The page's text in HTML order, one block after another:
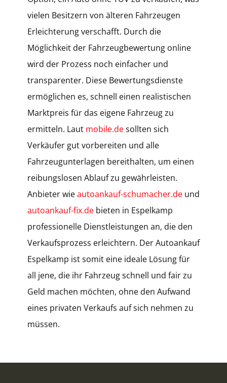
vielen Besitzern von älteren Fahrzeugen
Erleichterung verschafft. Durch die
Möglichkeit der Fahrzeugbewertung online
wird der Prozess noch einfacher und
transparenter. Diese Bewertungsdienste
ermöglichen es, schnell einen realistischen
Marktpreis für das eigene Fahrzeug zu
ermitteln. Laut mobile.desollten sich
Verkäufer gut vorbereiten und alle
Fahrzeugunterlagen bereithalten, um einen
reibungslosen Ablauf zu gewährleisten.
Anbieter wieautoankauf-schumacher.de und
autoankauf-fix.de bieten in Espelkamp
professionelle Dienstleistungen an, die den
Verkaufsprozess erleichtern. Der Autoankauf
Espelkamp ist somit eine ideale Lösung für
all jene, die ihr Fahrzeug schnell und fair zu
Geld machen möchten, ohne den Aufwand
eines privaten Verkaufs auf sich nehmen zu
müssen.